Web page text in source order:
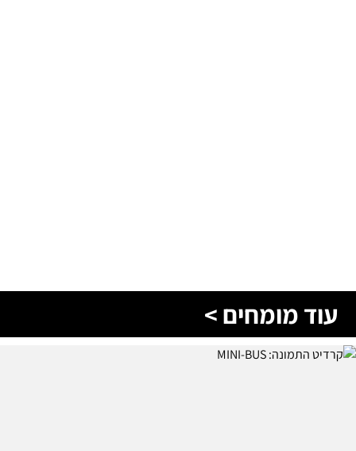
עוד מומחים >